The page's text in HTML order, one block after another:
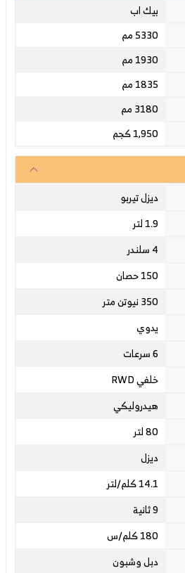
بيك اب
5330 مم
1930 مم
1835 مم
3180 مم
1,950 كجم
ديزل تيربو
1.9 لتر
4 سلندر
150 حصان
350 نيوتن متر
يدوي
6 سرعات
خلفي RWD
هيدروليكي
80 لتر
ديزل
14.1 كلم/لتر
9 ثانية
180كلم/س
دبل وشبون